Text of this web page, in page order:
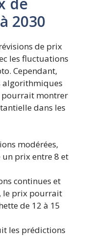
2030
de prix
les fluctuations
Cependant,
algorithmiques
pourrait montrer
dans les
modérées,
prix entre 8 et
continues et
le prix pourrait
de 12 à 15
les prédictions